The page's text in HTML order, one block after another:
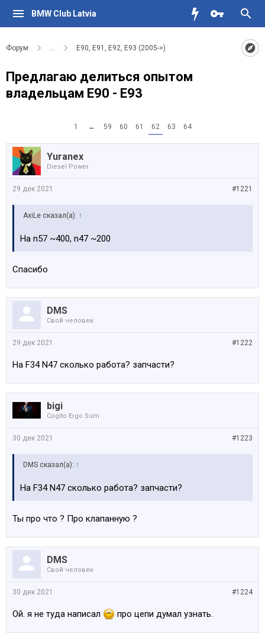
BMW Club Latvia
Форум ... E90, E91, E92, E93 (2005->)
Предлагаю делиться опытом
владельцам Е90 - Е93
1 ← 59 60 61 62 63 64
Yuranex
Diesel Power
#1221
29 дек 2021
AxiLe сказал(а): ↑
На n57 ~400, n47 ~200
Спасибо
DMS
Свой человек
#1222
29 дек 2021
На F34 N47 сколько работа? запчасти?
bigi
Cogito Ergo Sum
#1223
30 дек 2021
DMS сказал(а): ↑
На F34 N47 сколько работа? запчасти?
Ты про что ? Про клапанную ?
DMS
Свой человек
#1224
30 дек 2021
Ой. я не туда написал про цепи думал узнать.